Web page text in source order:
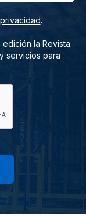
.
la Revista
servicios para